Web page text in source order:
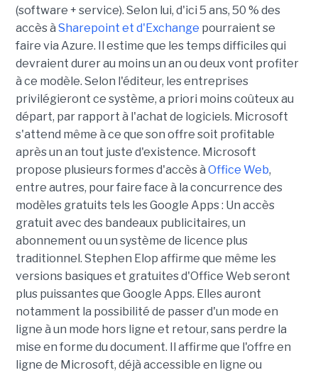
(software + service). Selon lui, d'ici 5 ans, 50 % des
accès à Sharepoint et d'Exchange pourraient se
faire via Azure. Il estime que les temps difficiles qui
devraient durer au moins un an ou deux vont profiter
à ce modèle. Selon l'éditeur, les entreprises
privilégieront ce système, a priori moins coûteux au
départ, par rapport à l'achat de logiciels. Microsoft
s'attend même à ce que son offre soit profitable
après un an tout juste d'existence. Microsoft
propose plusieurs formes d'accès à Office Web,
entre autres, pour faire face à la concurrence des
modèles gratuits tels les Google Apps : Un accès
gratuit avec des bandeaux publicitaires, un
abonnement ou un système de licence plus
traditionnel. Stephen Elop affirme que même les
versions basiques et gratuites d'Office Web seront
plus puissantes que Google Apps. Elles auront
notamment la possibilité de passer d'un mode en
ligne à un mode hors ligne et retour, sans perdre la
mise en forme du document. Il affirme que l'offre en
ligne de Microsoft, déjà accessible en ligne ou